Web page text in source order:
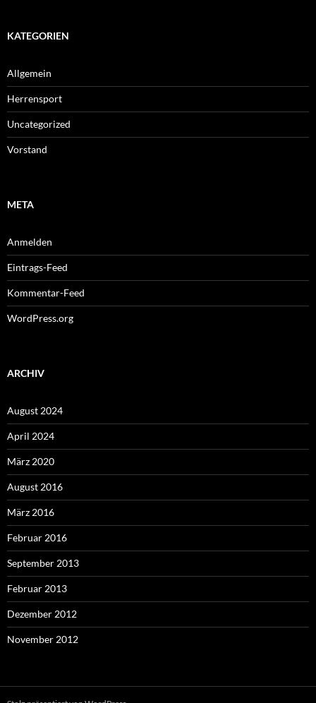
KATEGORIEN
Allgemein
Herrensport
Uncategorized
Vorstand
META
Anmelden
Eintrags-Feed
Kommentar-Feed
WordPress.org
ARCHIV
August 2024
April 2024
März 2020
August 2016
März 2016
Februar 2016
September 2013
Februar 2013
Dezember 2012
November 2012